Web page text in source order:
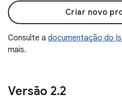
Criar novo
Consulte a documentação do
mais.
Versão 2.2